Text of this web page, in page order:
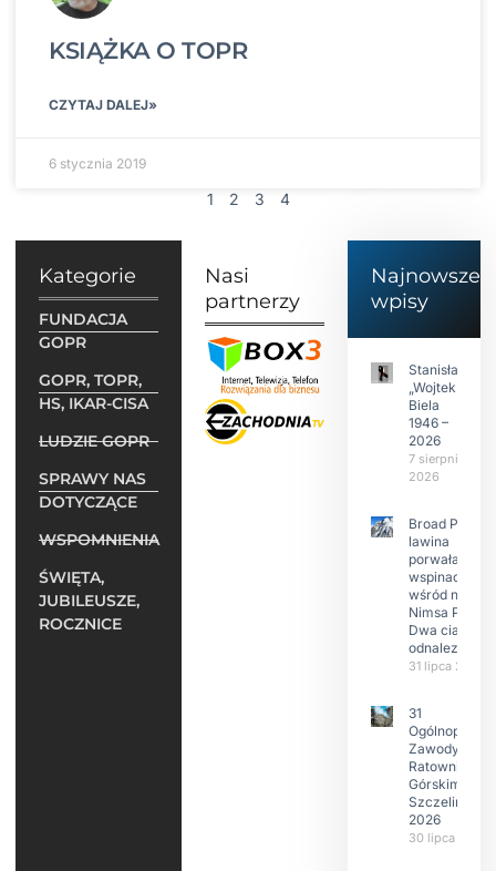
KSIĄŻKA O TOPR
CZYTAJ DALEJ»
6 stycznia 2019
1 2 3 4
Kategorie
FUNDACJA
GOPR
GOPR, TOPR,
HS, IKAR-CISA
LUDZIE GOPR
SPRAWY NAS
DOTYCZĄCE
WSPOMNIENIA
ŚWIĘTA,
JUBILEUSZE,
ROCZNICE
Nasi
partnerzy
Najnowsze
wpisy
Stanisław
„Wojtek”
Biela
1946 –
2026
7 sierpnia
2026
Broad Peak:
lawina
porwała 10
wspinaczy,
wśród nich
Nimsa Purję.
Dwa ciała
odnalezione.
31 lipca 2026
31
Ogólnopolskie
Zawody w
Ratownictwie
Górskim –
Szczeliniec
2026
30 lipca 2026